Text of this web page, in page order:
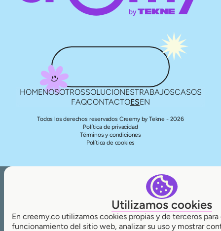
HOMENOSOTROSSOLUCIONESTRABAJOSCASOS
FAQCONTACTOESEN
Todos los derechos reservados Creemy by Tekne - 2026
Política de privacidad
Términos y condiciones
Política de cookies
Utilizamos cookies
En creemy.co utilizamos cookies propias y de terceros
funcionamiento del sitio web, analizar su uso y mostrar